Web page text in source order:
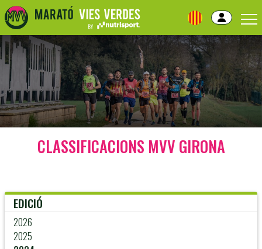
Skip
to
navigation
Skip
to
content
CLASSIFICACIONS MVV GIRONA
EDICIÓ
2026
2025